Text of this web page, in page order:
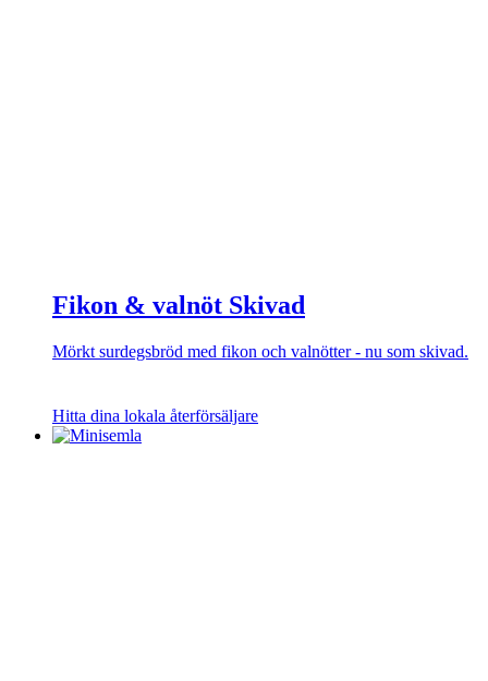
Fikon & valnöt Skivad
Mörkt surdegsbröd med fikon och valnötter - nu som skivad.
Hitta dina lokala återförsäljare